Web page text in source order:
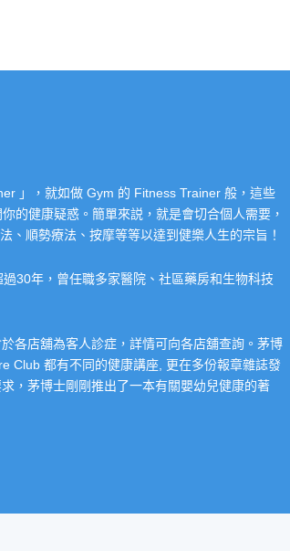
」，就如做 Gym 的 Fitness Trainer 般，這些
的健康疑惑。簡單來説，就是會切合個人需要，
、順勢療法、按摩等等以達到健樂人生的宗旨！
30年，曾任職多家醫院、社區藥房和生物科技
各店舖為客人診症，詳情可向各店舖查詢。茅博
Club 都有不同的健康講座, 更在多份報章雜誌發
，茅博士剛剛推出了一本有關嬰幼兒健康的著